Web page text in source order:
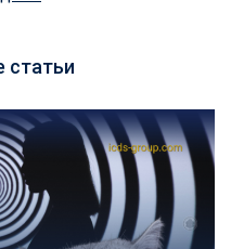
статьи